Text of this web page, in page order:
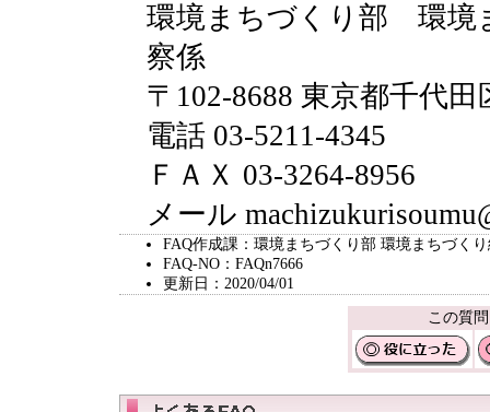
環境まちづくり部 環境
察係
〒102-8688 東京都千代
電話 03-5211-4345
ＦＡＸ 03-3264-8956
メール
FAQ作成課：環境まちづくり部 環境まちづく
FAQ-NO：FAQn7666
更新日：2020/04/01
この質